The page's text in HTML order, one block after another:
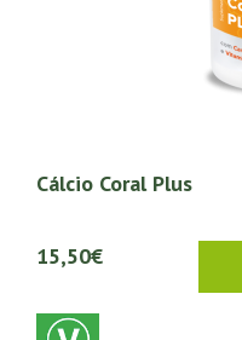
Cálcio Coral Plus
15,50€